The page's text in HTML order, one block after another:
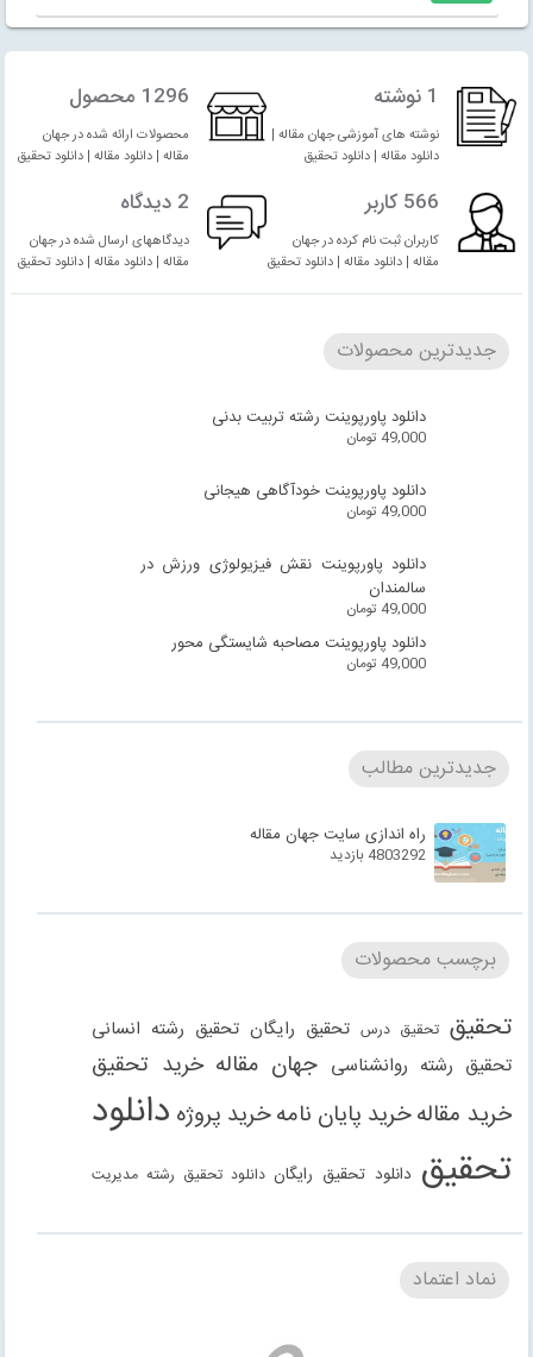
1 نوشته
نوشته های آموزشی جهان مقاله |
دانلود مقاله | دانلود تحقیق
1296 محصول
محصولات ارائه شده در جهان
مقاله | دانلود مقاله | دانلود تحقیق
566 کاربر
کاربران ثبت نام کرده در جهان
مقاله | دانلود مقاله | دانلود تحقیق
2 دیدگاه
دیدگاههای ارسال شده در جهان
مقاله | دانلود مقاله | دانلود تحقیق
جدیدترین محصولات
دانلود پاورپوینت رشته تربیت بدنی
49,000 تومان
دانلود پاورپوینت خودآگاهی هیجانی
49,000 تومان
دانلود پاورپوینت نقش فیزیولوژی ورزش در
سالمندان
49,000 تومان
دانلود پاورپوینت مصاحبه شایستگی محور
49,000 تومان
جدیدترین مطالب
راه اندازی سایت جهان مقاله
4803292 بازدید
برچسب محصولات
تحقیق تحقیق درس تحقیق رایگان تحقیق رشته انسانی
تحقیق رشته روانشناسی جهان مقاله خرید تحقیق
خرید مقالهخرید پایان نامهخرید پروژه دانلود
تحقیق دانلود تحقیق رایگان دانلود تحقیق رشته مدیریت
دانلود مقاله دانلود مقاله رایگان دانلود مقاله رشته
انسانی دانلود مقاله رشته علوم انسانی
نماد اعتماد